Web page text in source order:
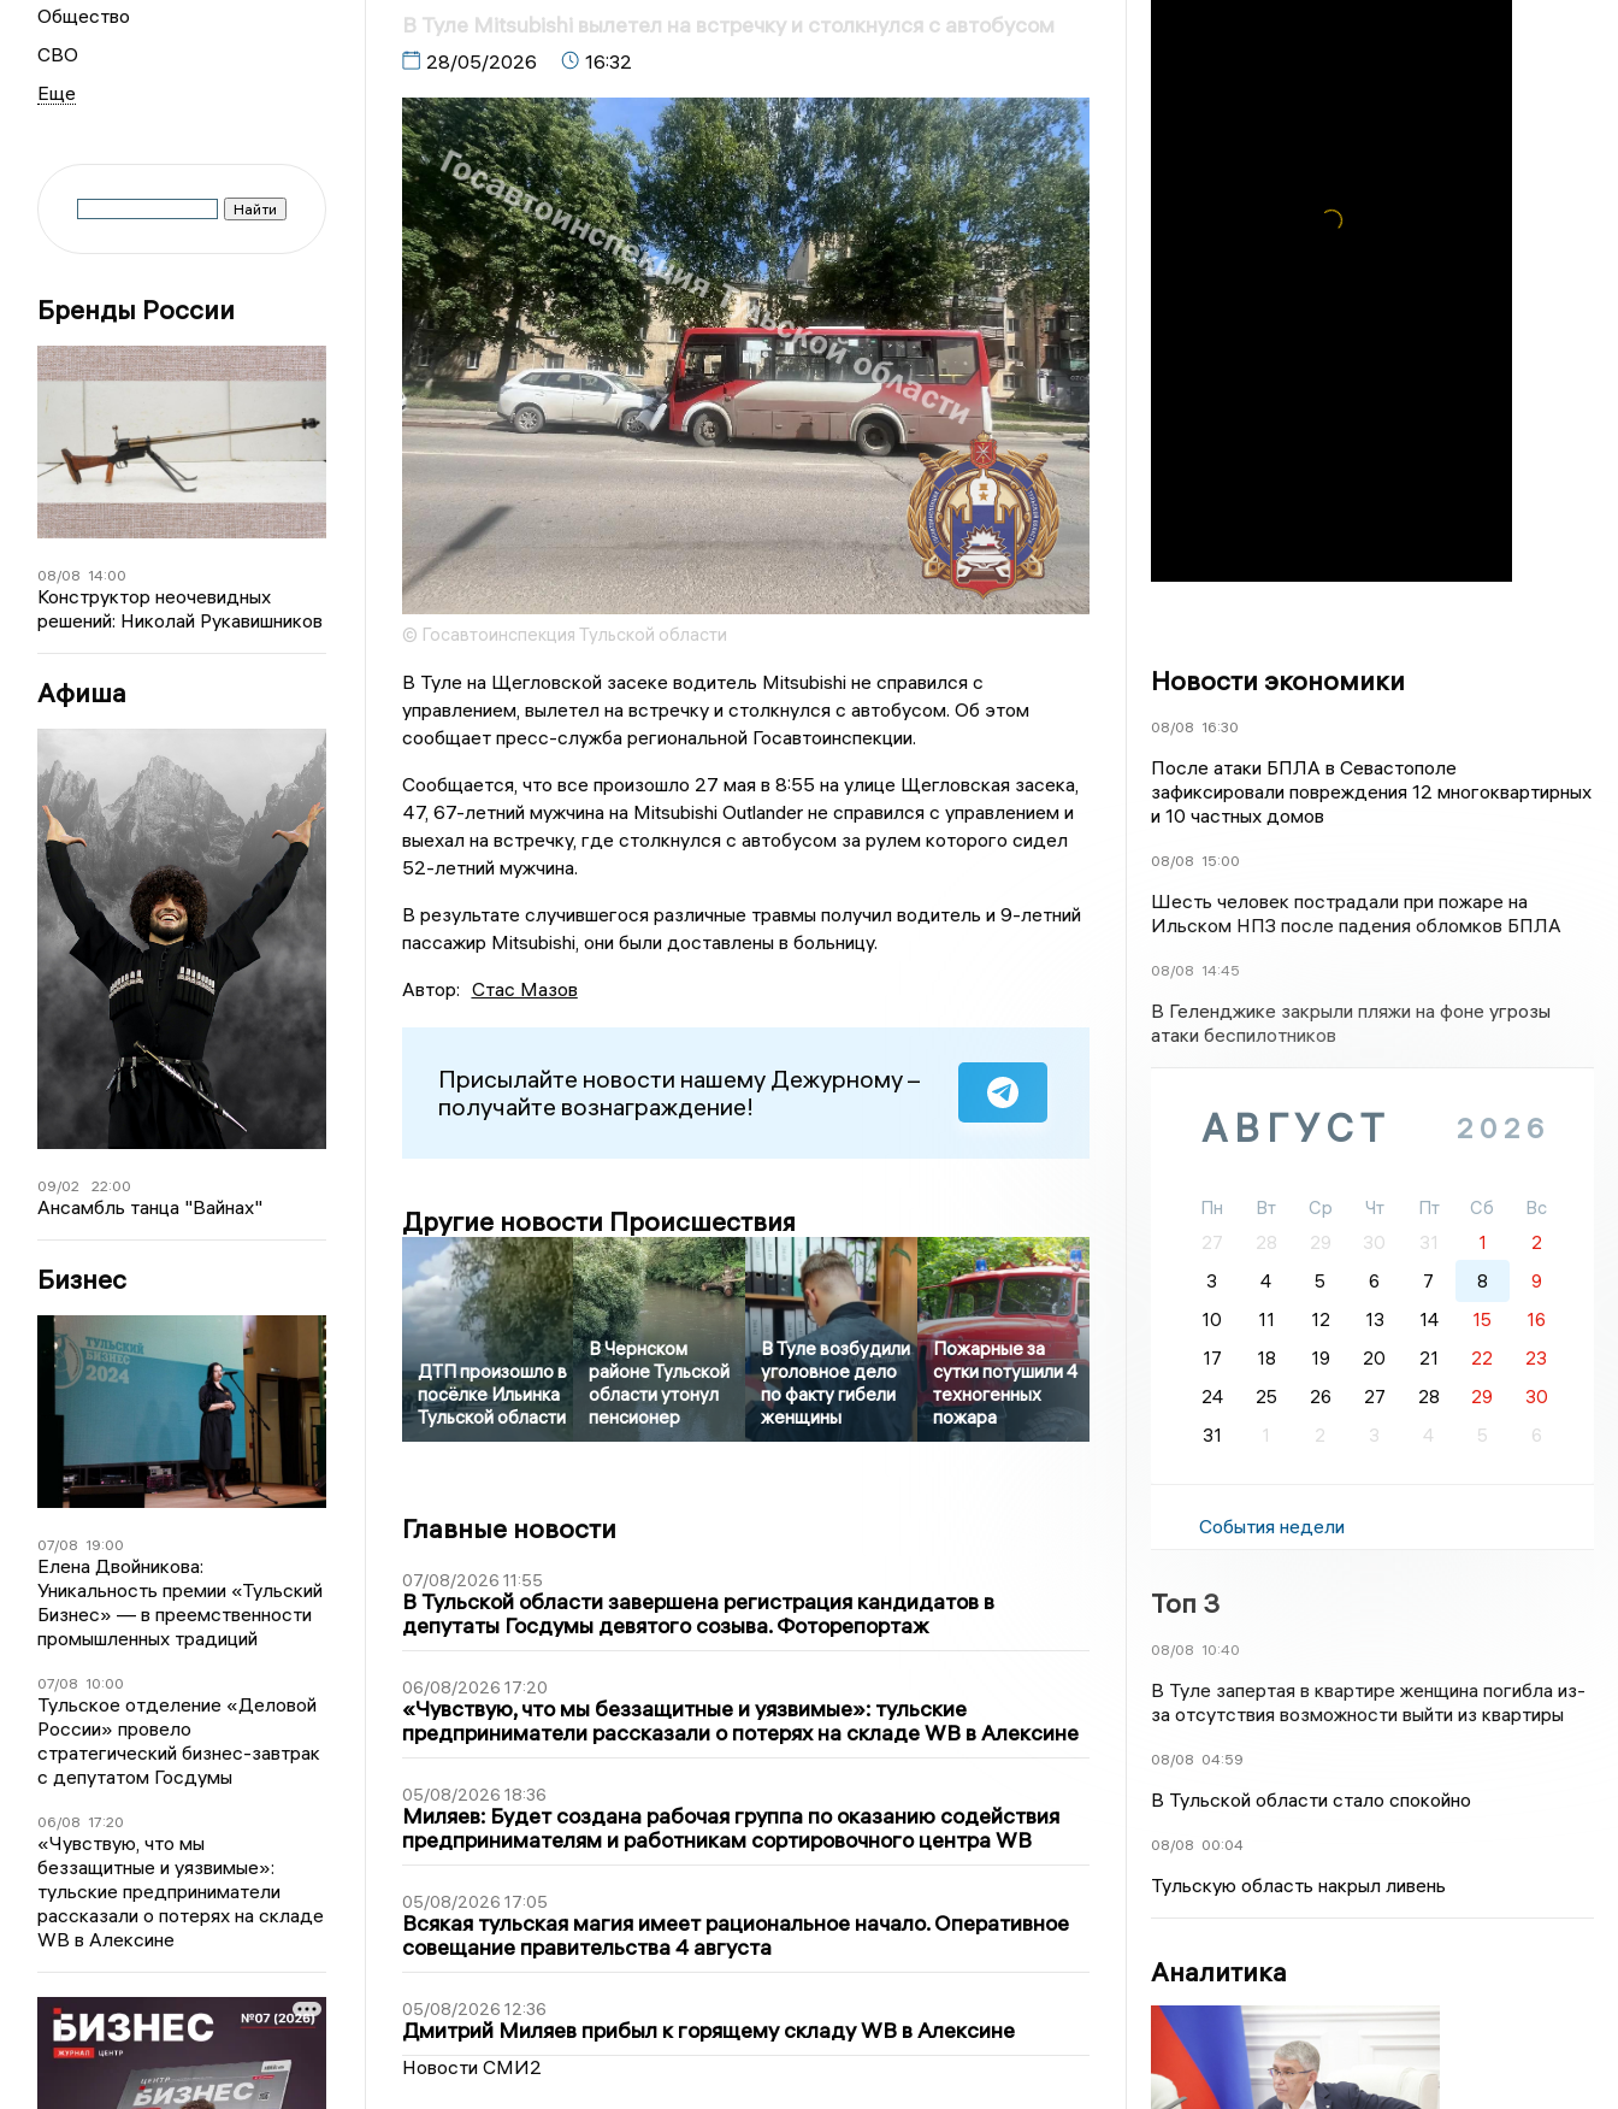
Общество
СВО
Бренды России
08/08 14:00
Конструктор неочевидных
решений: Николай Рукавишников
Афиша
09/02 22:00
Ансамбль танца "Вайнах"
Бизнес
07/08 19:00
Елена Двойникова:
Уникальность премии «Тульский
Бизнес» — в преемственности
промышленных традиций
07/08 10:00
Тульское отделение «Деловой
России» провело
стратегический бизнес-завтрак
с депутатом Госдумы
06/08 17:20
«Чувствую, что мы
беззащитные и уязвимые»:
тульские предприниматели
рассказали о потерях на складе
WB в Алексине
В Туле Mitsubishi вылетел на встречку и столкнулся с автобусом
28/05/2026 16:32
© Госавтоинспекция Тульской области
В Туле на Щегловской засеке водитель Mitsubishi не справился с
управлением, вылетел на встречку и столкнулся с автобусом. Об этом
сообщает пресс-служба региональной Госавтоинспекции.
Сообщается, что все произошло 27 мая в 8:55 на улице Щегловская засека,
47, 67-летний мужчина на Mitsubishi Outlander не справился с управлением и
выехал на встречку, где столкнулся с автобусом за рулем которого сидел
52-летний мужчина.
В результате случившегося различные травмы получил водитель и 9-летний
пассажир Mitsubishi, они были доставлены в больницу.
Автор: Стас Мазов
Присылайте новости нашему Дежурному –
получайте вознаграждение!
Другие новости Происшествия
ДТП произошло в
посёлке Ильинка
Тульской области
В Чернском
районе Тульской
области утонул
пенсионер
В Туле возбудили
уголовное дело
по факту гибели
женщины
Пожарные за
сутки потушили 4
техногенных
пожара
Главные новости
07/08/2026 11:55
В Тульской области завершена регистрация кандидатов в
депутаты Госдумы девятого созыва. Фоторепортаж
06/08/2026 17:20
«Чувствую, что мы беззащитные и уязвимые»: тульские
предприниматели рассказали о потерях на складе WB в Алексине
05/08/2026 18:36
Миляев: Будет создана рабочая группа по оказанию содействия
предпринимателям и работникам сортировочного центра WB
05/08/2026 17:05
Всякая тульская магия имеет рациональное начало. Оперативное
совещание правительства 4 августа
05/08/2026 12:36
Дмитрий Миляев прибыл к горящему складу WB в Алексине
Новости СМИ2
Новости экономики
08/08 16:30
После атаки БПЛА в Севастополе
зафиксировали повреждения 12 многоквартирных
и 10 частных домов
08/08 15:00
Шесть человек пострадали при пожаре на
Ильском НПЗ после падения обломков БПЛА
08/08 14:45
В Геленджике закрыли пляжи на фоне угрозы
атаки беспилотников
АВГУСТ 2026
Пн Вт Ср Чт Пт Сб
Вс
27
28 29 30 31 1
2
3
4 5 6 7 8
9
10
11 12 13 14 15
16
17
18 19 20 21 22
23
24
25 26 27 28 29
30
31
1 2 3 4 5 6
События недели
Топ 3
08/08 10:40
В Туле запертая в квартире женщина погибла из-
за отсутствия возможности выйти из квартиры
08/08 04:59
В Тульской области стало спокойно
08/08 00:04
Тульскую область накрыл ливень
Аналитика